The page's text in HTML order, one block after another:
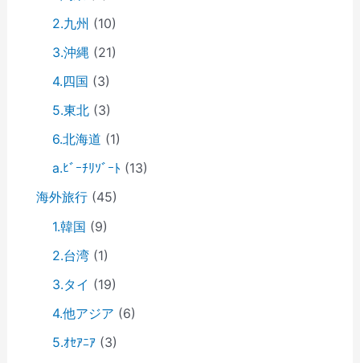
2.九州 (10)
3.沖縄 (21)
4.四国 (3)
5.東北(3)
6.北海道 (1)
a.ﾋﾞｰﾁﾘｿﾞｰﾄ (13)
海外旅行(45)
1.韓国 (9)
2.台湾(1)
3.タイ (19)
4.他アジア (6)
5.ｵｾｱﾆｱ(3)